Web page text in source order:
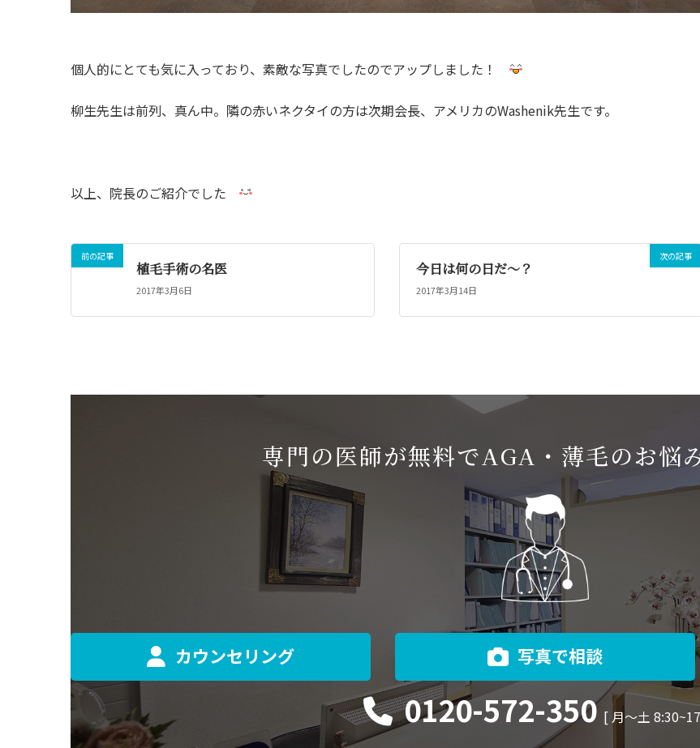
個人的にとても気に入っており、素敵な写真でしたのでアップしました！
柳生先生は前列、真ん中。隣の赤いネクタイの方は次期会長、アメリカのWashenik先生です。
以上、院長のご紹介でした
前の記事
植毛手術の名医
2017年3月6日
次の記事
今日は何の日だ～？
2017年3月14日
専門の医師が無料でAGA・薄毛のお悩
カウンセリング 写真で相談
0120-572-350 [ 月〜土